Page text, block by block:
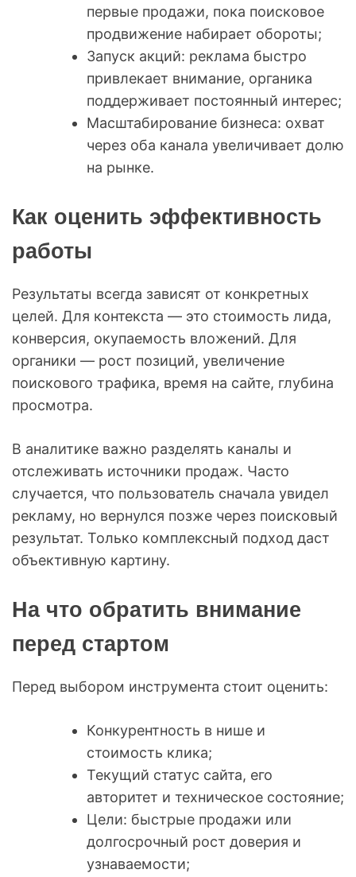
первые продажи, пока поисковое
продвижение набирает обороты;
Запуск акций: реклама быстро
привлекает внимание, органика
поддерживает постоянный интерес;
Масштабирование бизнеса: охват
через оба канала увеличивает долю
на рынке.
Как оценить эффективность
работы
Результаты всегда зависят от конкретных
целей. Для контекста — это стоимость лида,
конверсия, окупаемость вложений. Для
органики — рост позиций, увеличение
поискового трафика, время на сайте, глубина
просмотра.
В аналитике важно разделять каналы и
отслеживать источники продаж. Часто
случается, что пользователь сначала увидел
рекламу, но вернулся позже через поисковый
результат. Только комплексный подход даст
объективную картину.
На что обратить внимание
перед стартом
Перед выбором инструмента стоит оценить:
Конкурентность в нише и
стоимость клика;
Текущий статус сайта, его
авторитет и техническое состояние;
Цели: быстрые продажи или
долгосрочный рост доверия и
узнаваемости;